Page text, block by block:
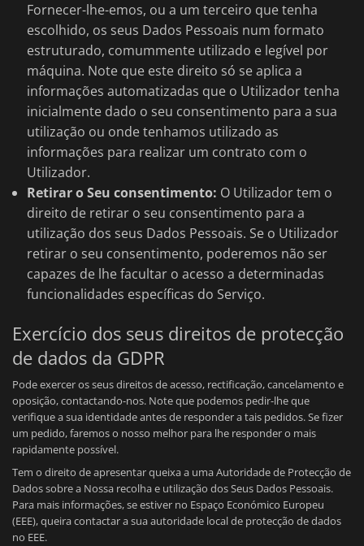
Fornecer-lhe-emos, ou a um terceiro que tenha
escolhido, os seus Dados Pessoais num formato
estruturado, comummente utilizado e legível por
máquina. Note que este direito só se aplica a
informações automatizadas que o Utilizador tenha
inicialmente dado o seu consentimento para a sua
utilização ou onde tenhamos utilizado as
informações para realizar um contrato com o
Utilizador.
Retirar o Seu consentimento: O Utilizador tem o
direito de retirar o seu consentimento para a
utilização dos seus Dados Pessoais. Se o Utilizador
retirar o seu consentimento, poderemos não ser
capazes de lhe facultar o acesso a determinadas
funcionalidades específicas do Serviço.
Exercício dos seus direitos de protecção
de dados da GDPR
Pode exercer os seus direitos de acesso, rectificação, cancelamento e
oposição, contactando-nos. Note que podemos pedir-lhe que
verifique a sua identidade antes de responder a tais pedidos. Se fizer
um pedido, faremos o nosso melhor para lhe responder o mais
rapidamente possível.
Tem o direito de apresentar queixa a uma Autoridade de Protecção de
Dados sobre a Nossa recolha e utilização dos Seus Dados Pessoais.
Para mais informações, se estiver no Espaço Económico Europeu
(EEE), queira contactar a sua autoridade local de protecção de dados
no EEE.